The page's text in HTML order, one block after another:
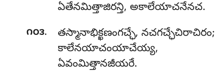
ఏతేనమిత్తాజిరన్తి, అకాలేయాచనేనచ.
౧౦౩.
తస్మానాభిక్ఖణంగచ్ఛే, నచగచ్ఛేచిరాచిరం;
కాలేనయాచంయాచేయ్య,
ఏవంమిత్తానజీయరే.